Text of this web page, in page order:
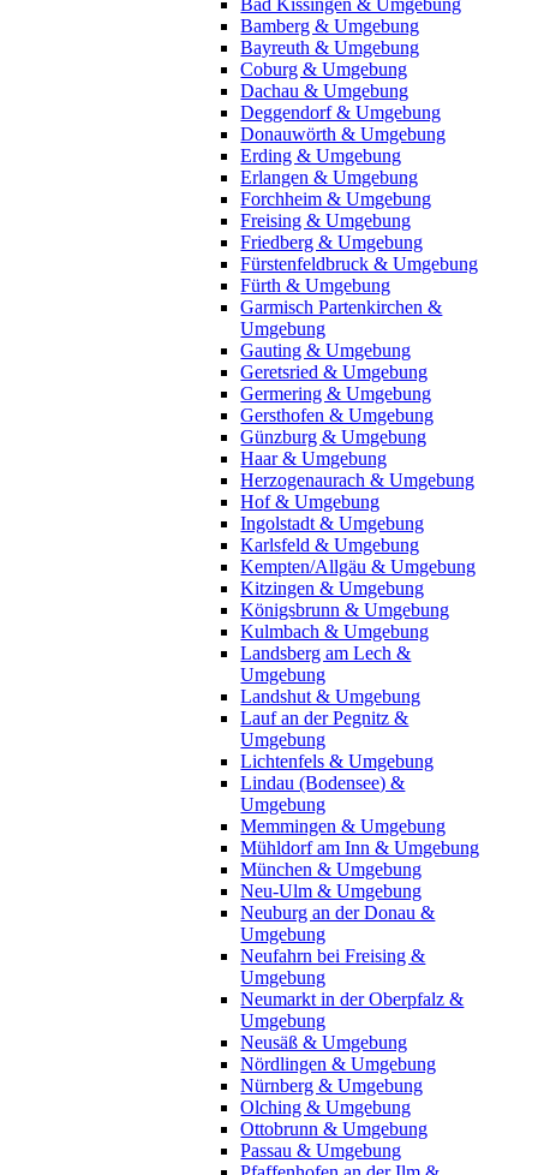
Bad Kissingen & Umgebung
Bamberg & Umgebung
Bayreuth & Umgebung
Coburg & Umgebung
Dachau & Umgebung
Deggendorf & Umgebung
Donauwörth & Umgebung
Erding & Umgebung
Erlangen & Umgebung
Forchheim & Umgebung
Freising & Umgebung
Friedberg & Umgebung
Fürstenfeldbruck & Umgebung
Fürth & Umgebung
Garmisch Partenkirchen &
Umgebung
Gauting & Umgebung
Geretsried & Umgebung
Germering & Umgebung
Gersthofen & Umgebung
Günzburg & Umgebung
Haar & Umgebung
Herzogenaurach & Umgebung
Hof & Umgebung
Ingolstadt & Umgebung
Karlsfeld & Umgebung
Kempten/Allgäu & Umgebung
Kitzingen & Umgebung
Königsbrunn & Umgebung
Kulmbach & Umgebung
Landsberg am Lech &
Umgebung
Landshut & Umgebung
Lauf an der Pegnitz &
Umgebung
Lichtenfels & Umgebung
Lindau (Bodensee) &
Umgebung
Memmingen & Umgebung
Mühldorf am Inn & Umgebung
München & Umgebung
Neu-Ulm & Umgebung
Neuburg an der Donau &
Umgebung
Neufahrn bei Freising &
Umgebung
Neumarkt in der Oberpfalz &
Umgebung
Neusäß & Umgebung
Nördlingen & Umgebung
Nürnberg & Umgebung
Olching & Umgebung
Ottobrunn & Umgebung
Passau & Umgebung